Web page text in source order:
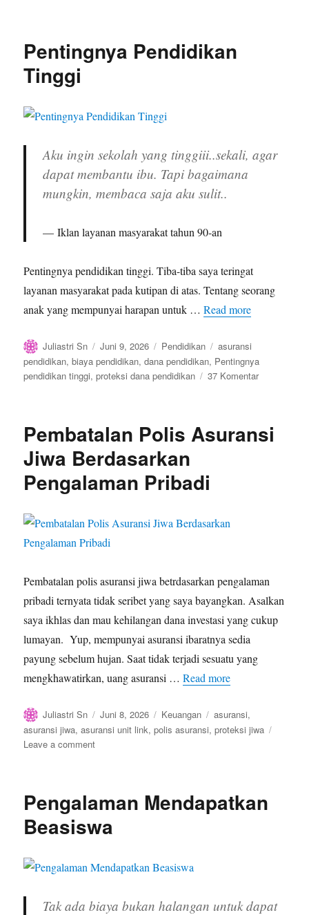
Berbahayakah?
Pentingnya Pendidikan
Tinggi
Aku ingin sekolah yang tinggiii..sekali, agar
dapat membantu ibu. Tapi bagaimana
mungkin, membaca saja aku sulit..
Iklan layanan masyarakat tahun 90-an
Pentingnya pendidikan tinggi. Tiba-tiba saya teringat
layanan masyarakat pada kutipan di atas. Tentang seorang
anak yang mempunyai harapan untuk …Read more
Author
Juliastri Sn
Posted
on
Juni 9, 2026 Categories
Pendidikan Tags
asuransi
pendidikan,biaya pendidikan,dana pendidikan, Pentingnya
pendidikan tinggi,proteksi dana pendidikan 37 Komentarpada
Pembatalan Polis Asuransi
Jiwa Berdasarkan
Pengalaman Pribadi
Pembatalan polis asuransi jiwa betrdasarkan pengalaman
pribadi ternyata tidak seribet yang saya bayangkan. Asalkan
saya ikhlas dan mau kehilangan dana investasi yang cukup
lumayan. Yup, mempunyai asuransi ibaratnya sedia
payung sebelum hujan. Saat tidak terjadi sesuatu yang
mengkhawatirkan, uang asuransi …Read more
Author
Juliastri Sn
Posted
on
Juni 8, 2026 Categories
Keuangan Tags
asuransi,
asuransi jiwa,asuransi unit link,polis asuransi,proteksi jiwa
Leave a commenton
Jiwa
Pengalaman
Pengalaman Mendapatkan
Beasiswa
Tak ada biaya bukan halangan untuk dapat